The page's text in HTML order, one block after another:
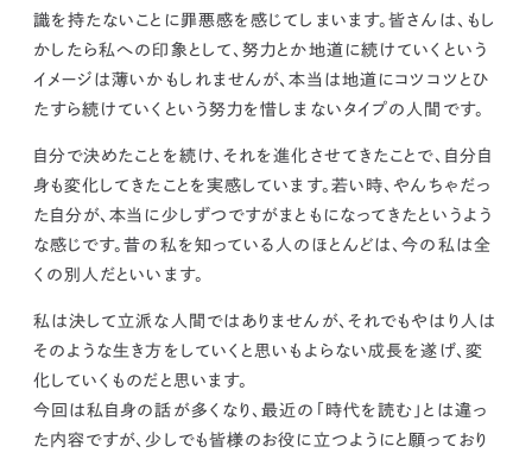
識を持たないことに罪悪感を感じてしまいます。皆さんは、もし
かしたら私への印象として、努力とか地道に続けていくという
イメージは薄いかもしれませんが、本当は地道にコツコツとひ
たすら続けていくという努力を惜しまないタイプの人間です。
自分で決めたことを続け、それを進化させてきたことで、自分自
身も変化してきたことを実感しています。 若い時、やんちゃだっ
た自分が、本当に少しずつですがまともになってきたというよう
な感じです。昔の私を知っている人のほとんどは、今の私は全
くの別人だといいます。
私は決して立派な人間ではありませんが、 それでもやはり人は
そのような生き方をしていくと思いもよらない成長を遂げ、変
化していくものだと思います。
今回は私自身の話が多くなり、最近の「時代を読む」とは違っ
た内容ですが、少しでも皆様のお役に立つようにと願っており